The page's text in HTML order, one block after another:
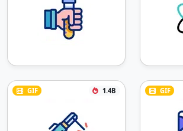
GIF 1.4B GIF